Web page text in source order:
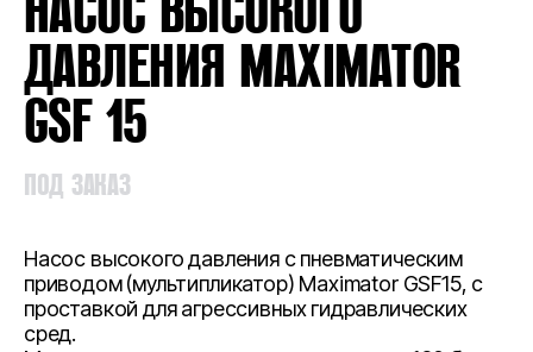
ДАВЛЕНИЯ MAXIMATOR
GSF 15
ПОД ЗАКАЗ
Насос высокого давления с пневматическим
приводом (мультипликатор) Maximator GSF15, с
проставкой для агрессивных гидравлических
сред.